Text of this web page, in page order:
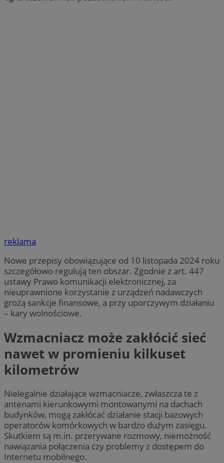
reklama
Nowe przepisy obowiązujące od 10 listopada 2024 roku
szczegółowo regulują ten obszar. Zgodnie z art. 447
ustawy Prawo komunikacji elektronicznej, za
nieuprawnione korzystanie z urządzeń nadawczych
grożą sankcje finansowe, a przy uporczywym działaniu
– kary wolnościowe.
Wzmacniacz może zakłócić sieć
nawet w promieniu kilkuset
kilometrów
Nielegalnie działające wzmacniacze, zwłaszcza te z
antenami kierunkowymi montowanymi na dachach
budynków, mogą zakłócać działanie stacji bazowych
operatorów komórkowych w bardzo dużym zasięgu.
Skutkiem są m.in. przerywane rozmowy, niemożność
nawiązania połączenia czy problemy z dostępem do
Internetu mobilnego.